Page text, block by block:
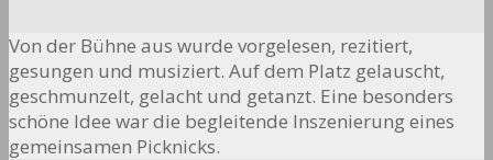
Von der Bühne aus wurde vorgelesen, rezitiert,
gesungen und musiziert. Auf dem Platz gelauscht,
geschmunzelt, gelacht und getanzt. Eine besonders
schöne Idee war die begleitende Inszenierung eines
gemeinsamen Picknicks.